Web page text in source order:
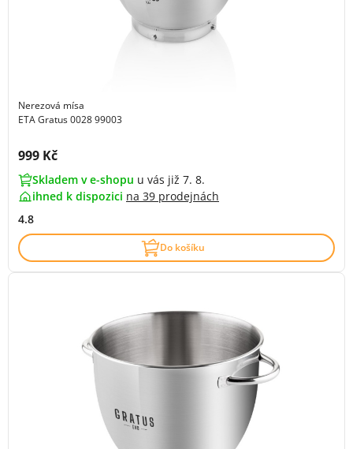
Nerezová mísa
ETA Gratus 0028 99003
Cena s DPH:
999 Kč
Skladem v e-shopu u vás již 7. 8.
ihned k dispozici na 39 prodejnách
4.8
Do košíku